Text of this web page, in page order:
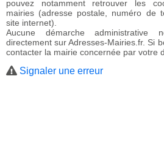
pouvez notamment retrouver les
mairies (adresse postale, numéro de
site internet).
Aucune démarche
directement sur Adresses-Mairies.fr. Si
contacter la mairie concernée par votre
Signaler une erreur